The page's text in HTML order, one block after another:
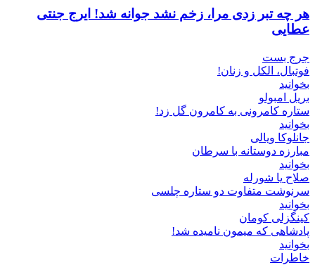
هر چه تبر زدی مرا، زخم نشد جوانه شد! ایرج جنتی
عطایی
جرج بست
فوتبال، الکل و زنان!
بخوانید
بریل امبولو
ستاره کامرونی به کامرون گل زد!
بخوانید
جانلوکا ویالی
مبارزه دوستانه با سرطان
بخوانید
صلاح یا شورله
سرنوشت متفاوت دو ستاره چلسی
بخوانید
کینگزلی کومان
پادشاهی که میمون نامیده شد!
بخوانید
خاطرات